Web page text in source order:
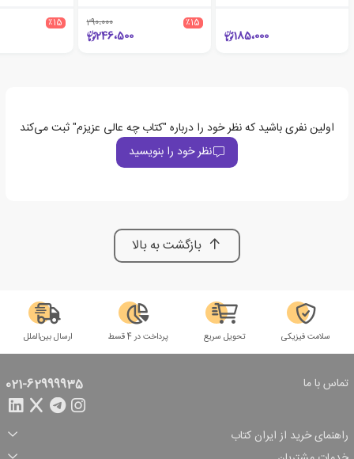
185،000
٪15 290،000
246،500
٪15
اولین نفری باشید که نظر خود را درباره "کتاب چه عالی عزیزم" ثبت می‌کند
نظر خود را بنویسید
بازگشت به بالا
سلامت فیزیکی تحویل سریع پرداخت در 4 قسط ارسال بین‌الملل
تماس با ما 021-62999935
راهنمای خرید از ایران کتاب